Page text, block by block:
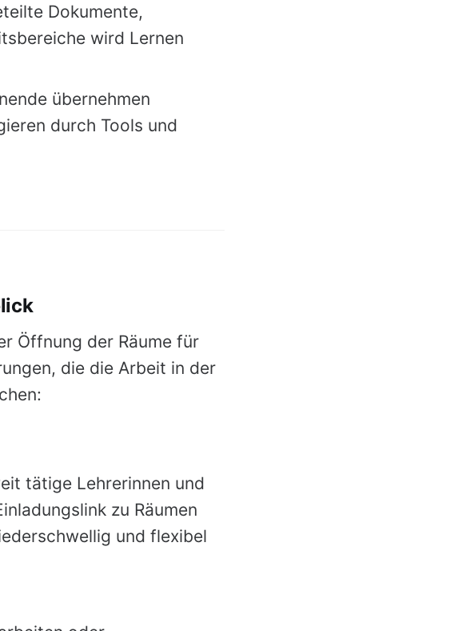
Dokumente,
wird Lernen
übernehmen
durch Tools und
Öffnung der Räume für
die die Arbeit in der
tätige Lehrerinnen und
zu Räumen
und flexibel